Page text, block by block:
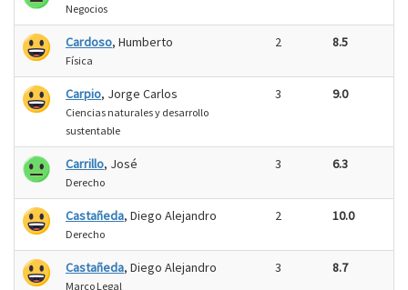
Negocios
Cardoso, Humberto
Física
2 8.5
Carpio, Jorge Carlos
Ciencias naturales y desarrollo
sustentable
3 9.0
Carrillo, José
Derecho
3 6.3
Castañeda, Diego Alejandro
Derecho
2 10.0
Castañeda, Diego Alejandro
Marco Legal
3 8.7